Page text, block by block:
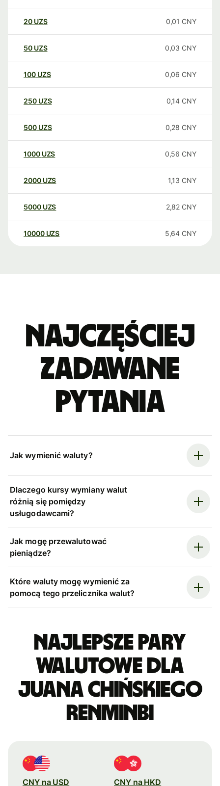
20 UZS 0,01 CNY
50 UZS 0,03 CNY
100 UZS 0,06 CNY
250 UZS 0,14 CNY
500 UZS 0,28 CNY
1000 UZS 0,56 CNY
2000 UZS 1,13 CNY
5000 UZS 2,82 CNY
10000 UZS 5,64 CNY
Najczęściej
zadawane
pytania
Jak wymienić waluty?
Dlaczego kursy wymiany walut
różnią się pomiędzy
usługodawcami?
Jak mogę przewalutować
pieniądze?
Które waluty mogę wymienić za
pomocą tego przelicznika walut?
Najlepsze pary
walutowe dla
juana chińskiego
renminbi
CNY na USD CNY na HKD